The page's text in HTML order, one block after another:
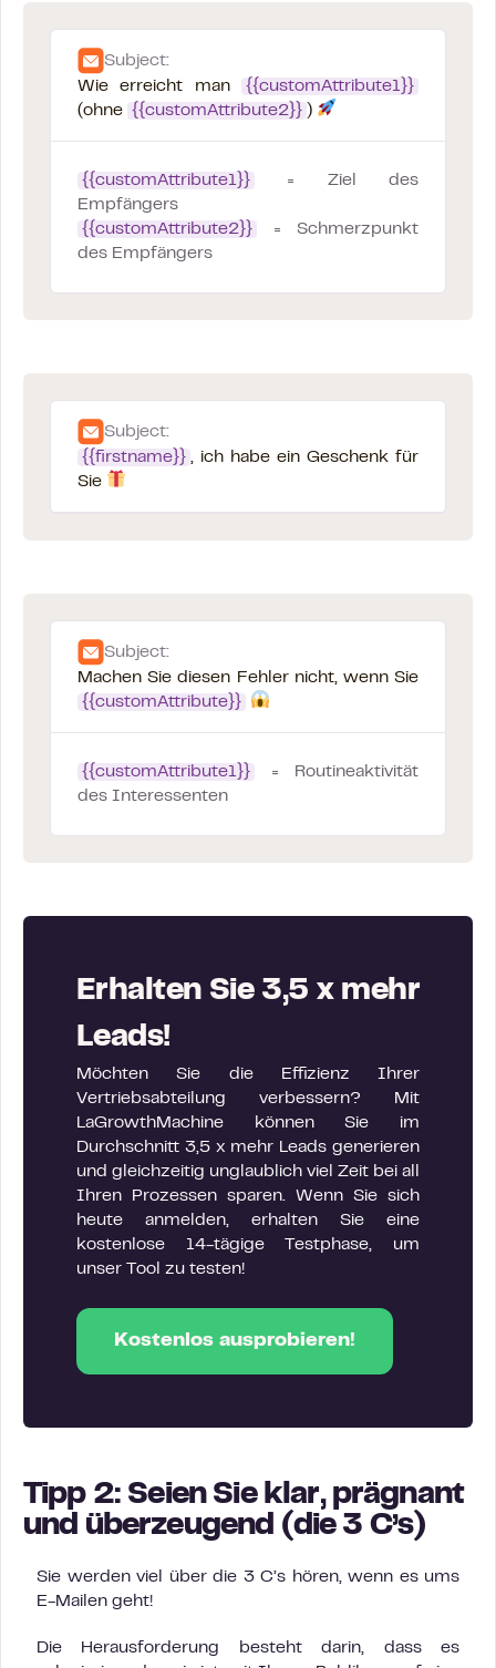
Subject:
Wie erreicht man
{{customAttribute1}}
(ohne {{customAttribute2}} )
{{customAttribute1}}
= Ziel des
Empfängers
{{customAttribute2}}
= Schmerzpunkt
des Empfängers
Subject:
{{firstname}}
, ich habe ein Geschenk für
Sie
Subject:
Machen Sie diesen Fehler nicht, wenn Sie
{{customAttribute}}
{{customAttribute1}}
= Routineaktivität
des Interessenten
Erhalten Sie 3,5 x mehr
Leads!
Möchten Sie die Effizienz Ihrer
Vertriebsabteilung verbessern? Mit
LaGrowthMachine können Sie im
Durchschnitt 3,5 x mehr Leads generieren
und gleichzeitig unglaublich viel Zeit bei all
Ihren Prozessen sparen. Wenn Sie sich
heute anmelden, erhalten Sie eine
kostenlose 14-tägige Testphase, um
unser Tool zu testen!
Kostenlos ausprobieren!
Tipp 2: Seien Sie klar, prägnant
und überzeugend (die 3 C’s)
Sie werden viel über die 3 C’s hören, wenn es ums
E-Mailen geht!
Die Herausforderung besteht darin, dass es